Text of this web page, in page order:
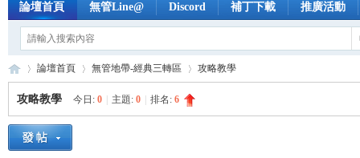
論壇首頁 無管Line@ Discord 補丁下載 推廣活動
»
論壇首頁 無管地帶-經典三轉區 攻略教學
攻略教學 今日: 0 主題: 0 排名: 6